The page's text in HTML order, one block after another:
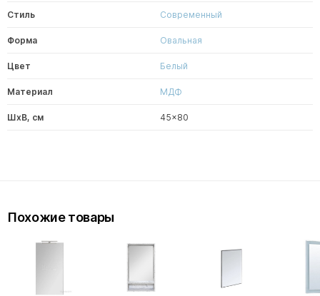
Стиль Современный
Форма Овальная
Цвет Белый
Материал МДФ
ШxВ, см 45x80
Похожие товары